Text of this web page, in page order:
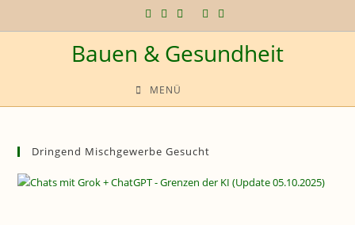
Inhalt
Bauen & Gesundheit
MENÜ
Dringend Mischgewerbe Gesucht